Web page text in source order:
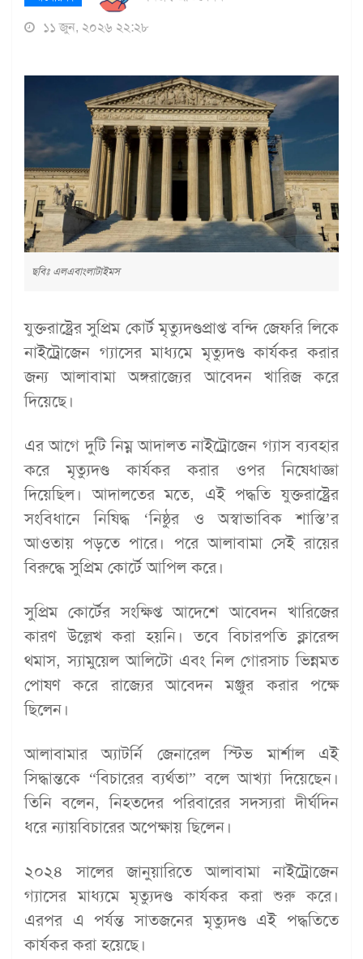
১১ জুন, ২০২৬ ২২:২৮
ছবিঃ এলএবাংলাটাইমস
যুক্তরাষ্ট্রের সুপ্রিম কোর্ট মৃত্যুদণ্ডপ্রাপ্ত বন্দি জেফরি লিকে
নাইট্রোজেন গ্যাসের মাধ্যমে মৃত্যুদণ্ড কার্যকর করার
জন্য আলাবামা অঙ্গরাজ্যের আবেদন খারিজ করে
দিয়েছে।
এর আগে দুটি নিম্ন আদালত নাইট্রোজেন গ্যাস ব্যবহার
করে মৃত্যুদণ্ড কার্যকর করার ওপর নিষেধাজ্ঞা
দিয়েছিল। আদালতের মতে, এই পদ্ধতি যুক্তরাষ্ট্রের
সংবিধানে নিষিদ্ধ ‘নিষ্ঠুর ও অস্বাভাবিক শাস্তি’র
আওতায় পড়তে পারে। পরে আলাবামা সেই রায়ের
বিরুদ্ধে সুপ্রিম কোর্টে আপিল করে।
সুপ্রিম কোর্টের সংক্ষিপ্ত আদেশে আবেদন খারিজের
কারণ উল্লেখ করা হয়নি। তবে বিচারপতি ক্লারেন্স
থমাস, স্যামুয়েল আলিটো এবং নিল গোরসাচ ভিন্নমত
পোষণ করে রাজ্যের আবেদন মঞ্জুর করার পক্ষে
ছিলেন।
আলাবামার অ্যাটর্নি জেনারেল স্টিভ মার্শাল এই
সিদ্ধান্তকে “বিচারের ব্যর্থতা” বলে আখ্যা দিয়েছেন।
তিনি বলেন, নিহতদের পরিবারের সদস্যরা দীর্ঘদিন
ধরে ন্যায়বিচারের অপেক্ষায় ছিলেন।
২০২৪ সালের জানুয়ারিতে আলাবামা নাইট্রোজেন
গ্যাসের মাধ্যমে মৃত্যুদণ্ড কার্যকর করা শুরু করে।
এরপর এ পর্যন্ত সাতজনের মৃত্যুদণ্ড এই পদ্ধতিতে
কার্যকর করা হয়েছে।